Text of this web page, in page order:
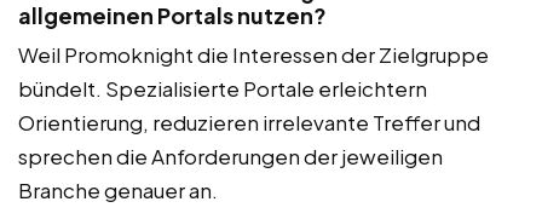
allgemeinen Portals nutzen?
Weil Promoknight die Interessen der Zielgruppe
bündelt. Spezialisierte Portale erleichtern
Orientierung, reduzieren irrelevante Treffer und
sprechen die Anforderungen der jeweiligen
Branche genauer an.